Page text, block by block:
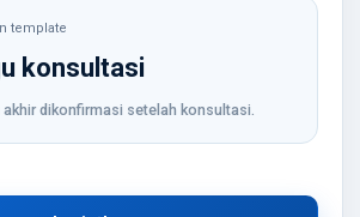
template
konsultasi
akhir dikonfirmasi setelah konsultasi.